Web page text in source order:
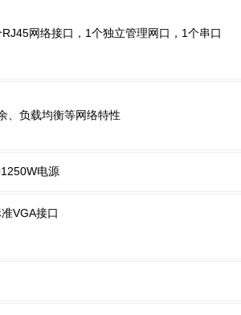
网络接口，1个独立管理网口，1个串口
、负载均衡等网络特性
电源
VGA接口